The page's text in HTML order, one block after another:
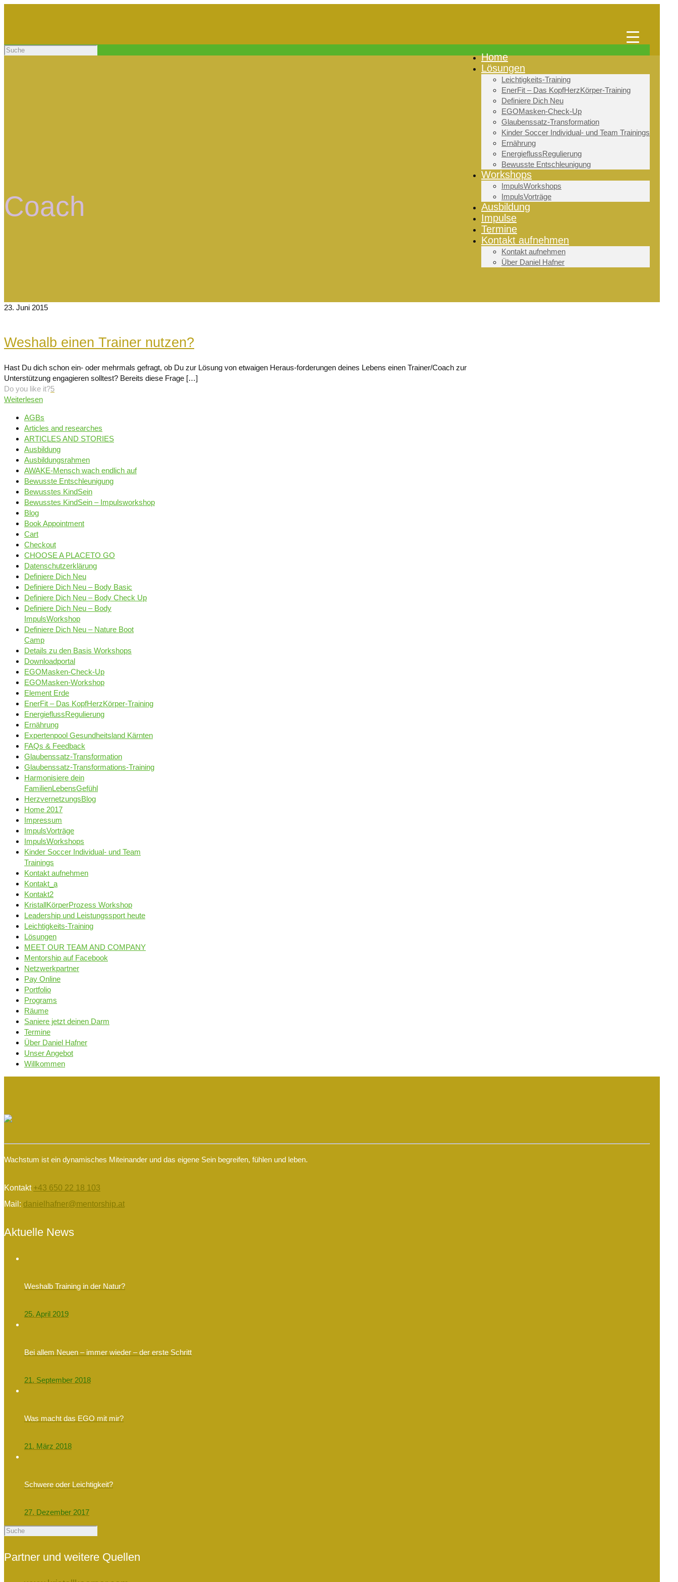
Home
Lösungen
Leichtigkeits-Training
EnerFit – Das KopfHerzKörper-Training
Definiere Dich Neu
EGOMasken-Check-Up
Glaubenssatz-Transformation
Kinder Soccer Individual- und Team Trainings
Ernährung
EnergieflussRegulierung
Bewusste Entschleunigung
Workshops
ImpulsWorkshops
ImpulsVorträge
Ausbildung
Impulse
Termine
Kontakt aufnehmen
Kontakt aufnehmen
Über Daniel Hafner
Coach
23. Juni 2015
Weshalb einen Trainer nutzen?
Hast Du dich schon ein- oder mehrmals gefragt, ob Du zur Lösung von etwaigen Heraus-forderungen deines Lebens einen Trainer/Coach zur
Unterstützung engagieren solltest? Bereits diese Frage […]
Do you like it?5
Weiterlesen
AGBs
Articles and researches
ARTICLES AND STORIES
Ausbildung
Ausbildungsrahmen
AWAKE-Mensch wach endlich auf
Bewusste Entschleunigung
Bewusstes KindSein
Bewusstes KindSein – Impulsworkshop
Blog
Book Appointment
Cart
Checkout
CHOOSE A PLACETO GO
Datenschutzerklärung
Definiere Dich Neu
Definiere Dich Neu – Body Basic
Definiere Dich Neu – Body Check Up
Definiere Dich Neu – Body
ImpulsWorkshop
Definiere Dich Neu – Nature Boot
Camp
Details zu den Basis Workshops
Downloadportal
EGOMasken-Check-Up
EGOMasken-Workshop
Element Erde
EnerFit – Das KopfHerzKörper-Training
EnergieflussRegulierung
Ernährung
Expertenpool Gesundheitsland Kärnten
FAQs & Feedback
Glaubenssatz-Transformation
Glaubenssatz-Transformations-Training
Harmonisiere dein
FamilienLebensGefühl
HerzvernetzungsBlog
Home 2017
Impressum
ImpulsVorträge
ImpulsWorkshops
Kinder Soccer Individual- und Team
Trainings
Kontakt aufnehmen
Kontakt_a
Kontakt2
KristallKörperProzess Workshop
Leadership und Leistungssport heute
Leichtigkeits-Training
Lösungen
MEET OUR TEAM AND COMPANY
Mentorship auf Facebook
Netzwerkpartner
Pay Online
Portfolio
Programs
Räume
Saniere jetzt deinen Darm
Termine
Über Daniel Hafner
Unser Angebot
Willkommen
Wachstum ist ein dynamisches Miteinander und das eigene Sein begreifen, fühlen und leben.
Kontakt +43 650 22 18 103
Mail: danielhafner@mentorship.at
Aktuelle News
Weshalb Training in der Natur?
25. April 2019
Bei allem Neuen – immer wieder – der erste Schritt
21. September 2018
Was macht das EGO mit mir?
21. März 2018
Schwere oder Leichtigkeit?
27. Dezember 2017
Partner und weitere Quellen